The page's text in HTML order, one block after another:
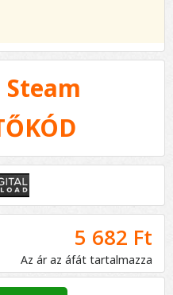
Steam
5 682 Ft
Az ár az áfát tartalmazza